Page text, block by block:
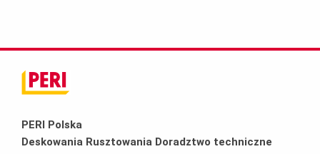
PERI Polska
Deskowania Rusztowania Doradztwo techniczne